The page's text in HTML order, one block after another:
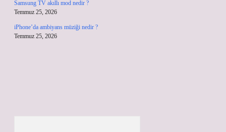
Samsung TV akıllı mod nedir ?
Temmuz 25, 2026
iPhone’da ambiyans müziği nedir ?
Temmuz 25, 2026